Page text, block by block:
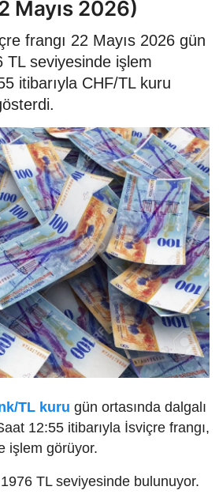
Mayıs 2026)
frangı 22 Mayıs 2026 gün
TL seviyesinde işlem
itibarıyla CHF/TL kuru
TL kuru gün ortasında dalgalı
12:55 itibarıyla İsviçre frangı,
işlem görüyor.
TL seviyesinde bulunuyor.